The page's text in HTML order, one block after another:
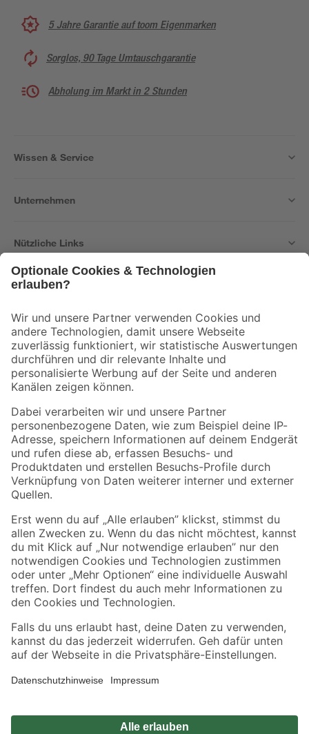
5 Jahre Garantie auf toom Eigenmarken
Sorglos, 90 Tage Umtauschgarantie
Abholung im Markt in 2 Stunden
Wissen & Service
Unternehmen
Nützliche Links
Der toom Newsletter: Keine Angebote und Aktionen mehr verpassen!
Zur Newsletter Anmeldung
Folge uns
Zahlungsarten Versandarten
Sicher einkaufen
Jetzt die toom-App herunterladen
Alle Preisangaben in EUR inkl. gesetzl. MwSt.. Die dargestellten Angebote sind unter
Umständen nicht in allen Märkten verfügbar. Die angegebenen Verfügbarkeiten beziehen
Produkte nur solange der Vorrat reicht.
*Paketversand ab 59 € versandkostenfrei, gilt nicht für Artikel mit Speditionsversand, hier
Privatsphäre Impressum